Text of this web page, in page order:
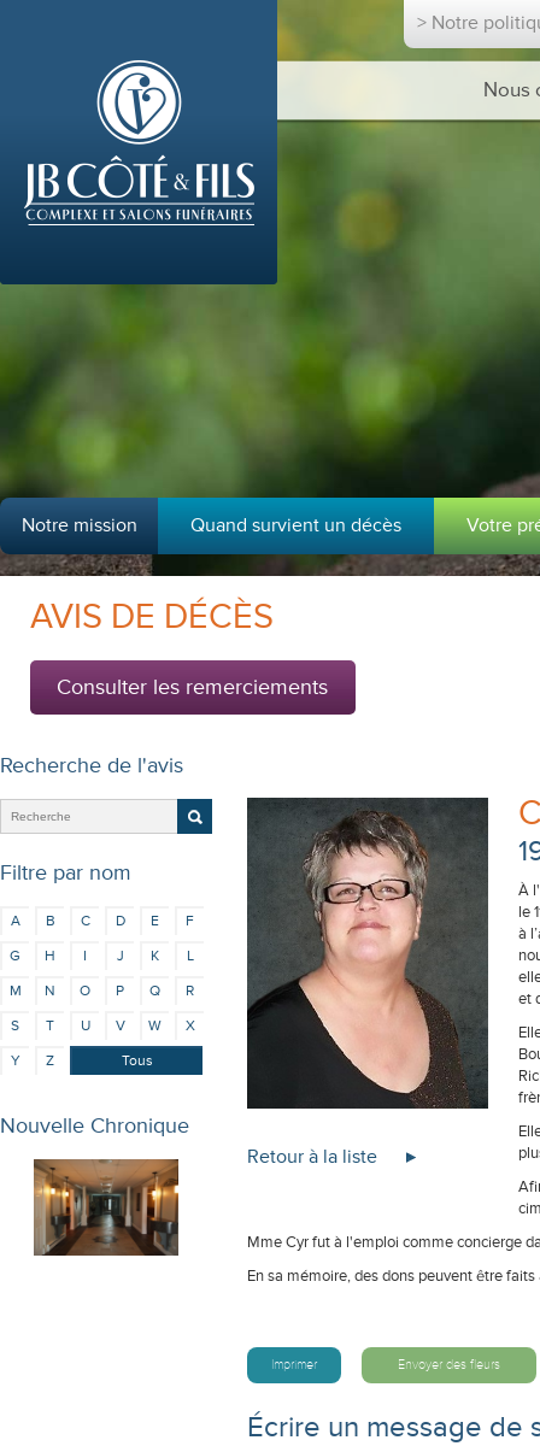
> Notre
Nous
Notre mission Quand survient un décès Votre
AVIS DE DÉCÈS
Consulter les remerciements
Recherche de l'avis
Filtre par nom
A B C D E
F
G
H I J K
L
M
N O P Q
R
S
T U V W
X
Y
Z Tous
Retour à la liste
À
le
à
et
Mme Cyr fut à l'emploi comme concierge
En sa mémoire, des dons peuvent être
Imprimer Envoyer des fleurs
Écrire un message de
Nouvelle Chronique